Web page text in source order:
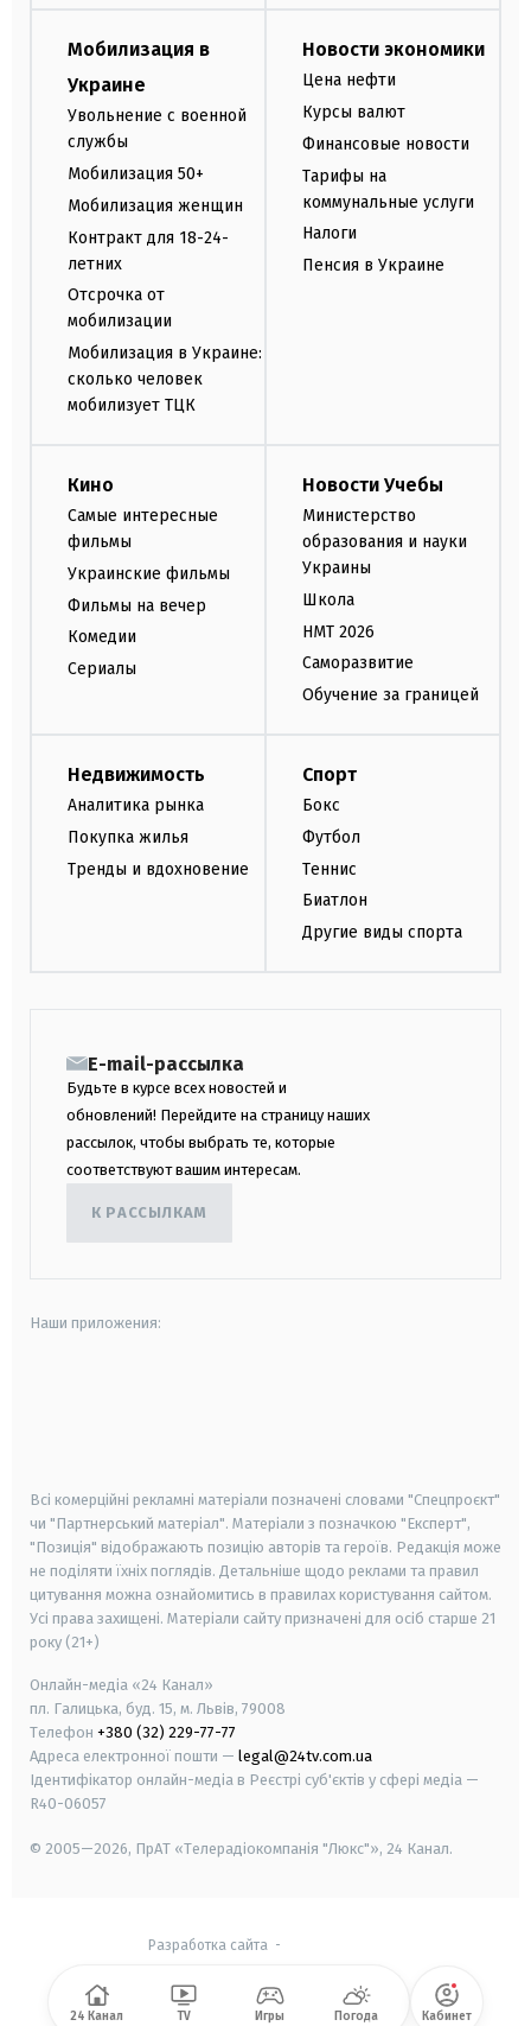
Мобилизация в
Украине
Увольнение с военной
службы
Мобилизация 50+
Мобилизация женщин
Контракт для 18-24-
летних
Отсрочка от
мобилизации
Мобилизация в Украине:
сколько человек
мобилизует ТЦК
Новости экономики
Цена нефти
Курсы валют
Финансовые новости
Тарифы на
коммунальные услуги
Налоги
Пенсия в Украине
Кино
Самые интересные
фильмы
Украинские фильмы
Фильмы на вечер
Комедии
Сериалы
Новости Учебы
Министерство
образования и науки
Украины
Школа
НМТ 2026
Саморазвитие
Обучение за границей
Недвижимость
Аналитика рынка
Покупка жилья
Тренды и вдохновение
Спорт
Бокс
Футбол
Теннис
Биатлон
Другие виды спорта
E-mail-рассылка
Будьте в курсе всех новостей и
обновлений! Перейдите на страницу наших
рассылок, чтобы выбрать те, которые
соответствуют вашим интересам.
К РАССЫЛКАМ
Наши приложения:
Всі комерційні рекламні матеріали позначені словами "Спецпроєкт"
чи "Партнерський матеріал". Матеріали з позначкою "Експерт",
"Позиція" відображають позицію авторів та героїв. Редакція може
не поділяти їхніх поглядів. Детальніше щодо реклами та правил
цитування можна ознайомитись в правилах користування сайтом.
Усі права захищені. Матеріали сайту призначені для осіб старше 21
року (21+)
Онлайн-медіа «24 Канал»
пл. Галицька, буд. 15, м. Львів, 79008
Телефон +380 (32) 229-77-77
Адреса електронної пошти — legal@24tv.com.ua
Ідентифікатор онлайн-медіа в Реєстрі суб'єктів у сфері медіа —
R40-06057
© 2005—2026, ПрАТ «Телерадіокомпанія "Люкс"», 24 Канал.
Разработка сайта -
24 Канал TV Игры Погода Кабинет